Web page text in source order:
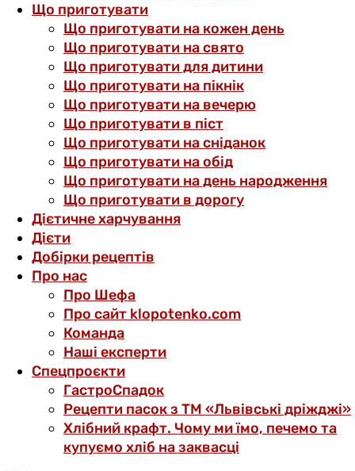
Що приготувати
Що приготувати на кожен день
Що приготувати на свято
Що приготувати для дитини
Що приготувати на пікнік
Що приготувати на вечерю
Що приготувати в піст
Що приготувати на сніданок
Що приготувати на обід
Що приготувати на день народження
Що приготувати в дорогу
Дієтичне харчування
Дієти
Добірки рецептів
Про нас
Про Шефа
Про сайт klopotenko.com
Команда
Наші експерти
Спецпроєкти
ГастроСпадок
Рецепти пасок з ТМ «Львівські дріжджі»
Хлібний крафт. Чому ми їмо, печемо та
купуємо хліб на заквасці